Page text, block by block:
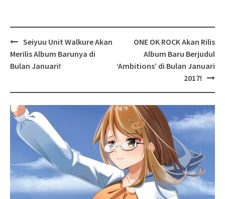
Post
navigation
Seiyuu Unit Walkure Akan
Merilis Album Barunya di
Bulan Januari!
ONE OK ROCK Akan Rilis
Album Baru Berjudul
‘Ambitions’ di Bulan Januari
2017!